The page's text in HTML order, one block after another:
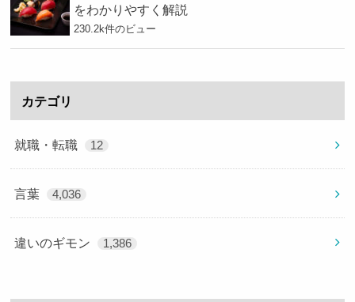
をわかりやすく解説
230.2k件のビュー
カテゴリ
就職・転職 12
言葉 4,036
違いのギモン 1,386